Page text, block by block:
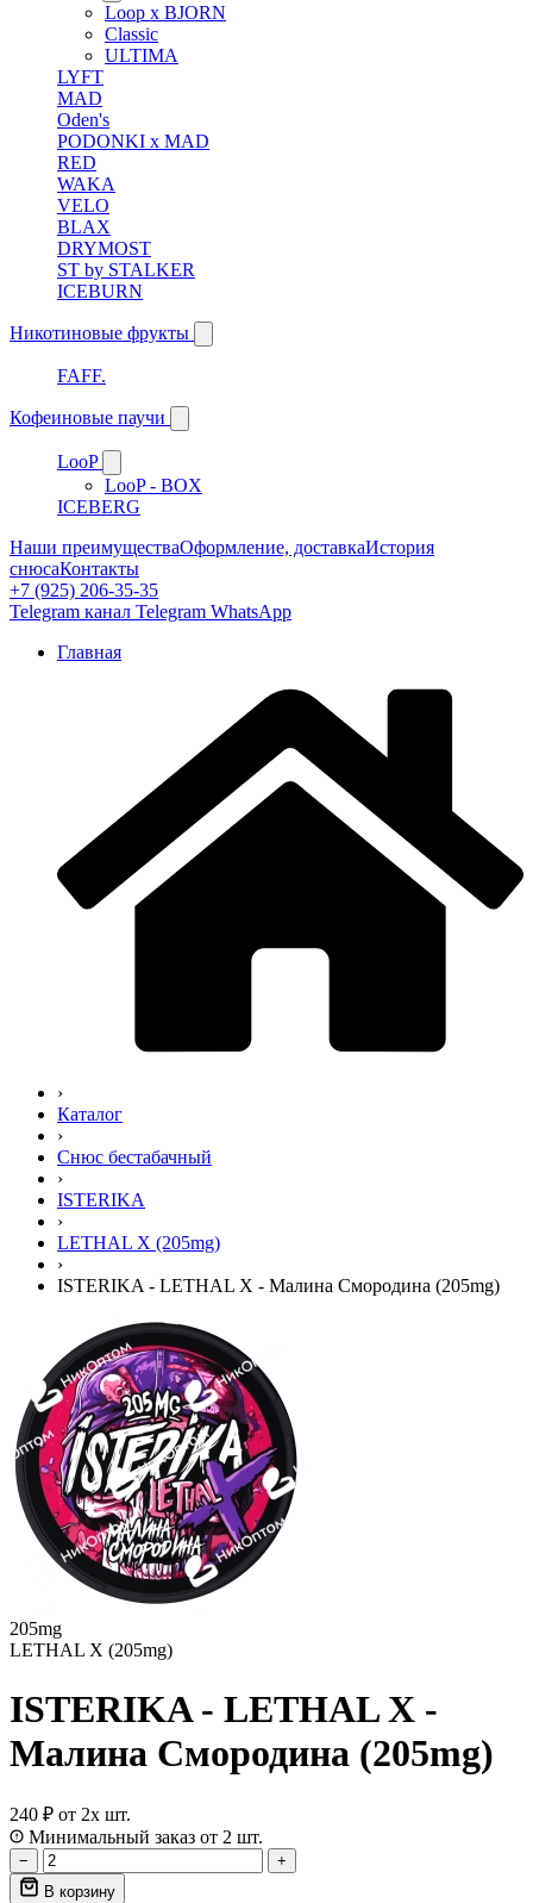
Loop x BJORN
Classic
ULTIMA
LYFT
MAD
Oden's
PODONKI x MAD
RED
WAKA
VELO
BLAX
DRYMOST
ST by STALKER
ICEBURN
Никотиновые фрукты
FAFF.
Кофеиновые паучи
LooP
LooP - BOX
ICEBERG
Наши преимуществаОформление, доставкаИстория
снюсаКонтакты
+7 (925) 206-35-35
Telegram канал Telegram WhatsApp
Главная
›
Каталог
›
Снюс бестабачный
›
ISTERIKA
›
LETHAL X (205mg)
›
ISTERIKA - LETHAL X - Малина Смородина (205mg)
205mg
LETHAL X (205mg)
ISTERIKA - LETHAL X -
Малина Смородина (205mg)
240 ₽ от 2х шт.
Минимальный заказ от 2 шт.
−
+
В корзину